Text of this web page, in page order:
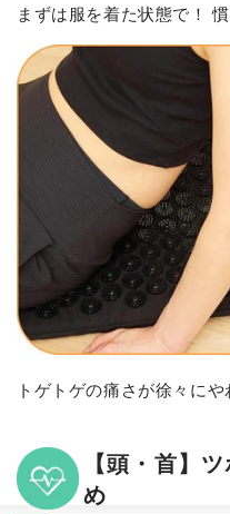
まずは服を着た状態で！
トゲトゲの痛さが徐々に
【頭・首】
め